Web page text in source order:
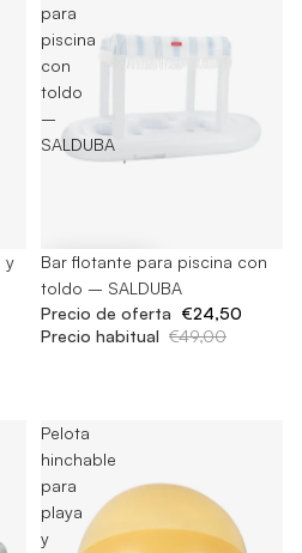
y
para
piscina
con
toldo
–
SALDUBA
-50%
Bar flotante para piscina con
toldo – SALDUBA
Precio de oferta €24,50
Precio habitual €49,00
Pelota
hinchable
para
playa
y